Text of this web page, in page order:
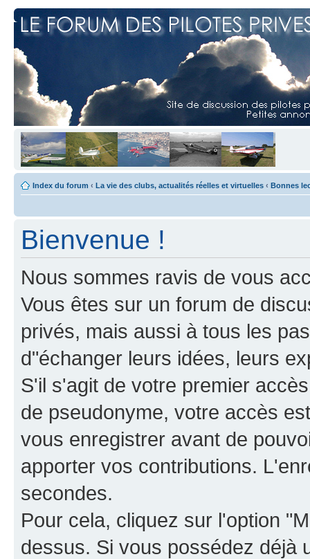
Index du forum ‹ La vie des clubs, actualités réelles et virtuelles ‹ Bonnes
Bienvenue !
Nous sommes ravis de vous
Vous êtes sur un forum de
privés, mais aussi à tous les
d"échanger leurs idées, leurs
S'il s'agit de votre premier
de pseudonyme, votre accès
vous enregistrer avant de
apporter vos contributions.
secondes.
Pour cela, cliquez sur l'option
dessus. Si vous possédez déjà